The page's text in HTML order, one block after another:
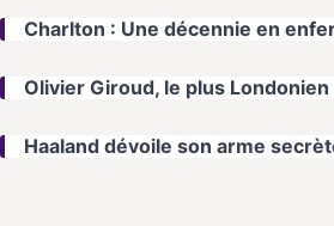
Charlton : Une décennie en
Olivier Giroud, le plus Londonien
Haaland dévoile son arme